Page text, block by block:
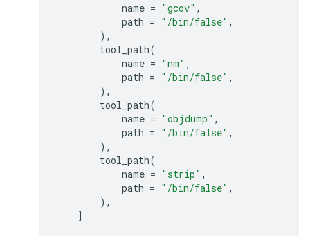
name = "gcov" ,
path = "/bin/false" ,
),
tool_path(
name = "nm" ,
path = "/bin/false" ,
),
tool_path(
name = "objdump" ,
path = "/bin/false" ,
),
tool_path(
name = "strip" ,
path = "/bin/false" ,
),
]